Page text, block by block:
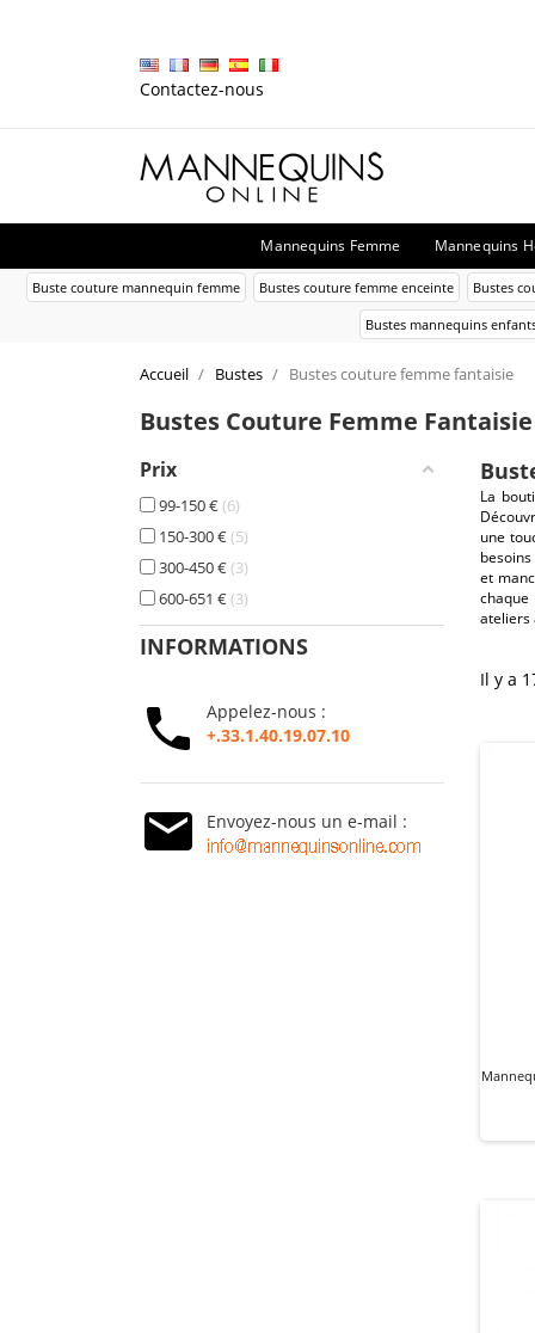
Contactez-nous
Mannequins Femme Mannequins
Buste couture mannequin femme Bustes couture femme enceinte Bustes
Bustes mannequins
Accueil Bustes Bustes couture femme fantaisie
Bustes Couture Femme Fantaisie
Prix
99-150 € 6
150-300 € 5
300-450 € 3
600-651 € 3
INFORMATIONS
Appelez-nous :
+.33.1.40.19.07.10
Envoyez-nous un e-mail :
La
une
et
ateliers
Il y a